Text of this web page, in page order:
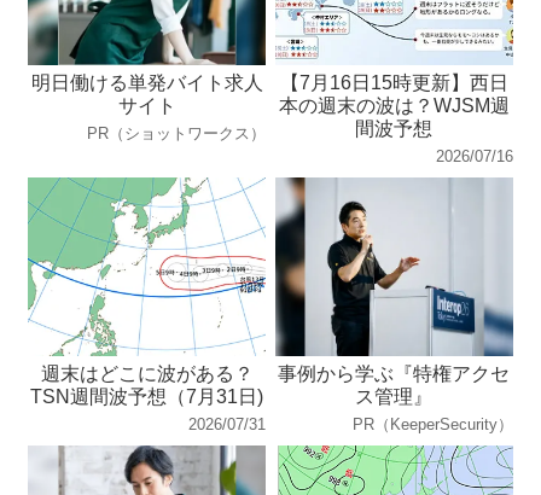
明日働ける単発バイト求人
サイト
PR（ショットワークス）
【7月16日15時更新】西日
本の週末の波は？WJSM週
間波予想
2026/07/16
週末はどこに波がある？
TSN週間波予想（7月31日)
2026/07/31
事例から学ぶ『特権アクセ
ス管理』
PR（KeeperSecurity）